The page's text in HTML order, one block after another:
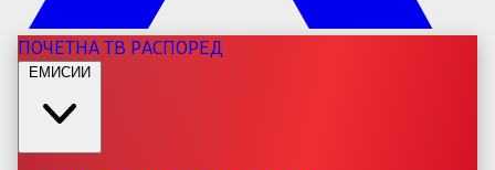
ПОЧЕТНАТВ РАСПОРЕД
ЕМИСИИ